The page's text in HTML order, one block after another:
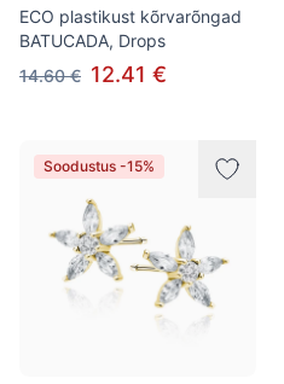
ECO plastikust kõrvarõngad
BATUCADA, Drops
14.60 € 12.41 €
Soodustus -15%